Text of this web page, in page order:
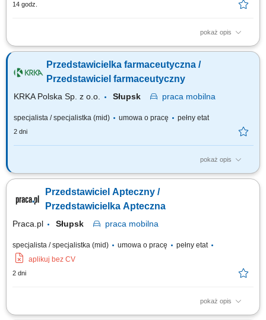
14 godz.
pokaż opis
Aktywne realizowanie wyznaczonych celów handlowych w aptekach
profesjonalnego i pozytywnego wizerunku marki oraz portfolio
produktowego na podległym terenie. Nawiązywanie oraz długofalowe
Przedstawicielka farmaceutyczna /
Przedstawiciel farmaceutyczny
KRKA Polska Sp. z o.o. Słupsk praca mobilna
specjalista / specjalistka (mid) umowa o pracę pełny etat
2 dni
pokaż opis
CEL PRACY realizacja założonych planów sprzedażowych (lokalne sieci
oraz produktów firmy na rynku farmaceutycznym; budowanie
długotrwałych i efektywnych relacji z klientami; edukacja farmaceutów;
Przedstawiciel Apteczny /
Przedstawicielka Apteczna
Praca.pl Słupsk praca mobilna
specjalista / specjalistka (mid) umowa o pracę
pełny etat
aplikuj bez CV
2 dni
pokaż opis
Zadania Wypełnianie założonych planów dystrybucyjnych i